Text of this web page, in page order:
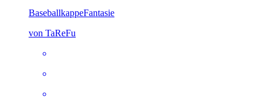
BaseballkappeFantasie
von TaReFu